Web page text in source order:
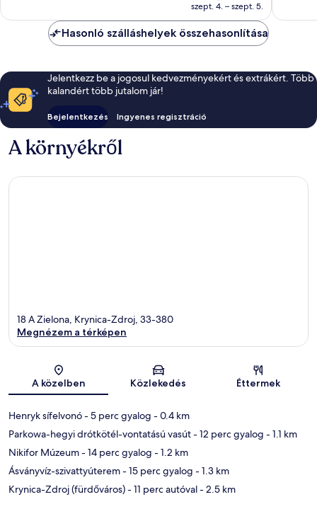
26 445 Ft
szept. 4. – szept. 5.
Hasonló szálláshelyek összehasonlítása
Jelentkezz be a jogosul kedvezményekért és extrákért. Több
kalandért több jutalom jár!
Bejelentkezés Ingyenes regisztráció
A környékről
Térkép
18 A Zielona, Krynica-Zdroj, 33-380
Megnézem a térképen
A közelben Közlekedés Éttermek
Henryk sífelvonó- 5 perc gyalog - 0.4 km
Parkowa-hegyi drótkötél-vontatású vasút- 12 perc gyalog - 1.1 km
Nikifor Múzeum- 14 perc gyalog - 1.2 km
Ásványvíz-szivattyúterem- 15 perc gyalog - 1.3 km
Krynica-Zdroj (fürdőváros)- 11 perc autóval- 2.5 km